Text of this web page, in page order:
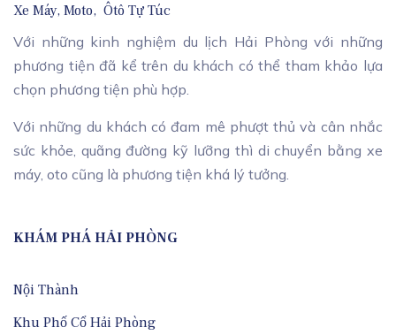
Xe Máy, Moto, Ôtô Tự Túc
Với những kinh nghiệm du lịch Hải Phòng với những
phương tiện đã kể trên du khách có thể tham khảo lựa
chọn phương tiện phù hợp.
Với những du khách có đam mê phượt thủ và cân nhắc
sức khỏe, quãng đường kỹ lưỡng thì di chuyển bằng xe
máy, oto cũng là phương tiện khá lý tưởng.
KHÁM PHÁ HẢI PHÒNG
Nội Thành
Khu Phố Cổ Hải Phòng